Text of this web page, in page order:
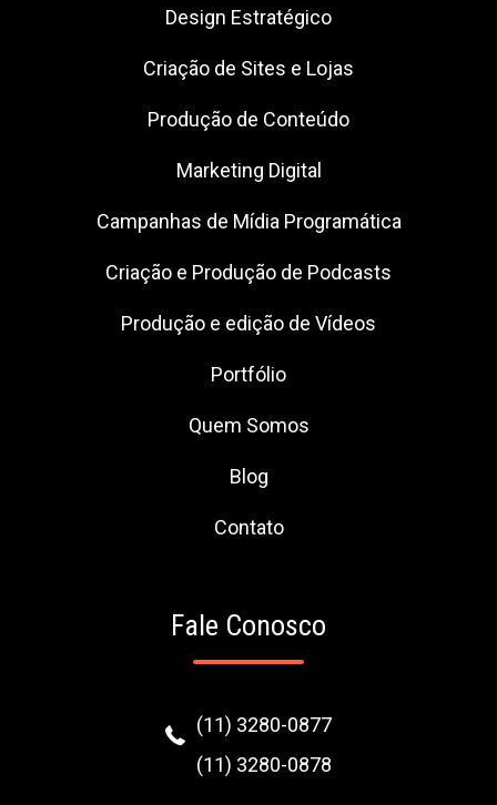
Design Estratégico
Criação de Sites e Lojas
Produção de Conteúdo
Marketing Digital
Campanhas de Mídia Programática
Criação e Produção de Podcasts
Produção e edição de Vídeos
Portfólio
Quem Somos
Blog
Contato
Fale Conosco
(11) 3280-0877
(11) 3280-0878